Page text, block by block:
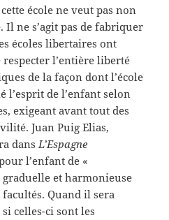
école ne veut pas non
ne s’agit pas de fabriquer
écoles libertaires ont
l’entière liberté
de la façon dont l’école
l’esprit de l’enfant selon
exigeant avant tout des
Juan Puig Elias,
dansL’Espagne
l’enfant de «
graduelle et harmonieuse
facultés. Quand il sera
celles-ci sont les